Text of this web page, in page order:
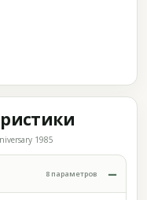
1985
8 параметров